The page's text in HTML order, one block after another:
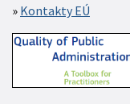
Kontakty EÚ